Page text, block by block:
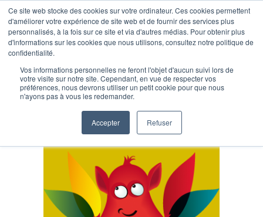
Ce site web stocke des cookies sur votre ordinateur. Ces cookies permettent
d'améliorer votre expérience de site web et de fournir des services plus
personnalisés, à la fois sur ce site et via d'autres médias. Pour obtenir plus
d'informations sur les cookies que nous utilisons, consultez notre politique de
confidentialité.
Vos informations personnelles ne feront l'objet d'aucun suivi lors de
votre visite sur notre site. Cependant, en vue de respecter vos
préférences, nous devrons utiliser un petit cookie pour que nous
n'ayons pas à vous les redemander.
Accepter Refuser
Marketing RH